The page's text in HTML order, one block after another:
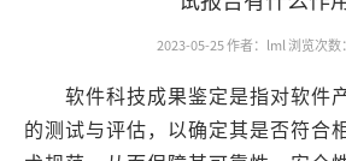
2023-05-25作者： lml 浏览次数：
软件科技成果鉴定是指对软件
的测试与评估，以确定其是否符合